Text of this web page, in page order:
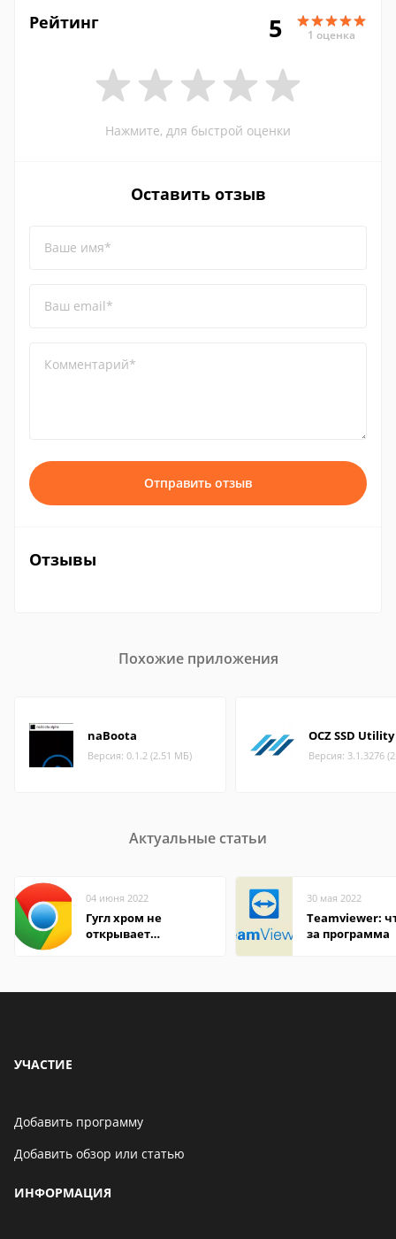
Рейтинг 5 1 оценка
Нажмите, для быстрой оценки
Оставить отзыв
Ваше имя*
Ваш email*
Комментарий*
Отправить отзыв
Отзывы
Похожие приложения
naBoota
Версия: 0.1.2 (2.51 МБ)
OCZ SSD Utility
Версия: 3.1.3276
Актуальные статьи
04 июня 2022
Гугл хром не
открывает
30 мая 2022
Teamviewer:
за программа
УЧАСТИЕ
Добавить программу
Добавить обзор или статью
ИНФОРМАЦИЯ